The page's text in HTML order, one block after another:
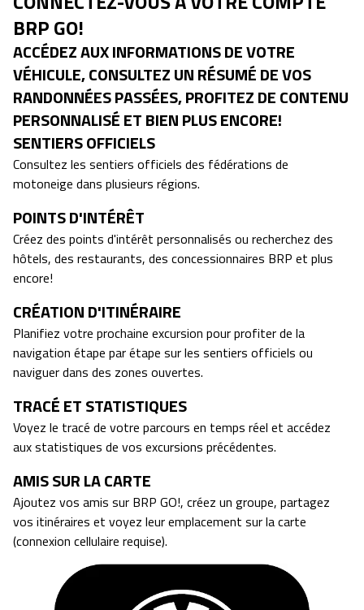
BRP GO!
ACCÉDEZ AUX INFORMATIONS DE VOTRE
VÉHICULE, CONSULTEZ UN RÉSUMÉ DE VOS
RANDONNÉES PASSÉES, PROFITEZ DE CONTENU
PERSONNALISÉ ET BIEN PLUS ENCORE!
SENTIERS OFFICIELS
Consultez les sentiers officiels des fédérations de
motoneige dans plusieurs régions.
POINTS D'INTÉRÊT
Créez des points d'intérêt personnalisés ou recherchez des
hôtels, des restaurants, des concessionnaires BRP et plus
encore!
CRÉATION D'ITINÉRAIRE
Planifiez votre prochaine excursion pour profiter de la
navigation étape par étape sur les sentiers officiels ou
naviguer dans des zones ouvertes.
TRACÉ ET STATISTIQUES
Voyez le tracé de votre parcours en temps réel et accédez
aux statistiques de vos excursions précédentes.
AMIS SUR LA CARTE
Ajoutez vos amis sur BRP GO!, créez un groupe, partagez
vos itinéraires et voyez leur emplacement sur la carte
(connexion cellulaire requise).